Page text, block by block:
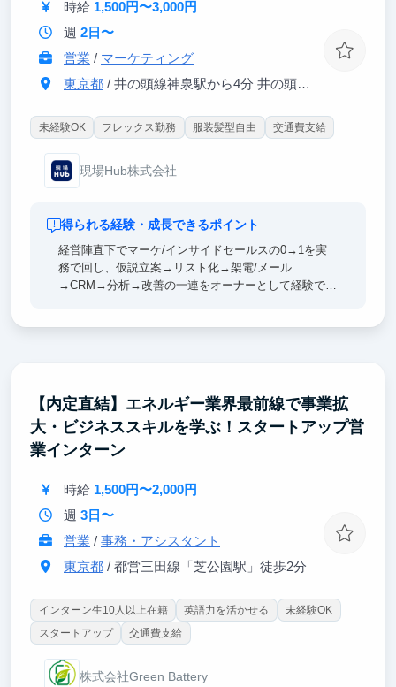
時給 1,500円〜3,000円
週 2日〜
営業 / マーケティング
東京都/ 井の頭線神泉駅から4分 井の頭線渋谷駅から6分
未経験OK フレックス勤務 服装髪型自由 交通費支給
現場Hub株式会社
得られる経験・成長できるポイント
経営陣直下でマーケ/インサイドセールスの0→1を実
務で回し、仮説立案→リスト化→架電/メール
→CRM→分析→改善の一連をオーナーとして経験でき
【内定直結】エネルギー業界最前線で事業拡
大・ビジネススキルを学ぶ！スタートアップ営
業インターン
時給 1,500円〜2,000円
週 3日〜
営業 / 事務・アシスタント
東京都/ 都営三田線「芝公園駅」徒歩2分
インターン生10人以上在籍 英語力を活かせる
未経験OK
スタートアップ
交通費支給
株式会社Green Battery